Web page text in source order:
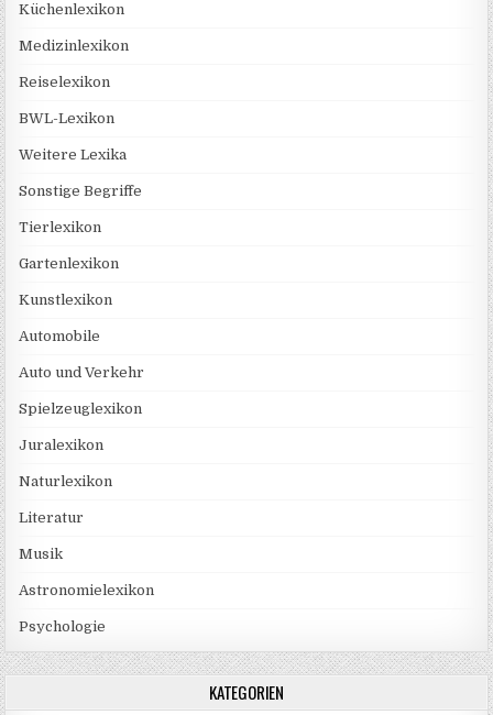
Küchenlexikon
Medizinlexikon
Reiselexikon
BWL-Lexikon
Weitere Lexika
Sonstige Begriffe
Tierlexikon
Gartenlexikon
Kunstlexikon
Automobile
Auto und Verkehr
Spielzeuglexikon
Juralexikon
Naturlexikon
Literatur
Musik
Astronomielexikon
Psychologie
KATEGORIEN